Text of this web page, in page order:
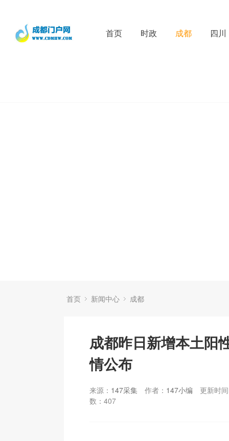
首页 时政 成都 四川
首页 新闻中心 成都
成都昨日新增本土阳
情公布
来源： 147采集 作者： 147小编
更新时
数： 407